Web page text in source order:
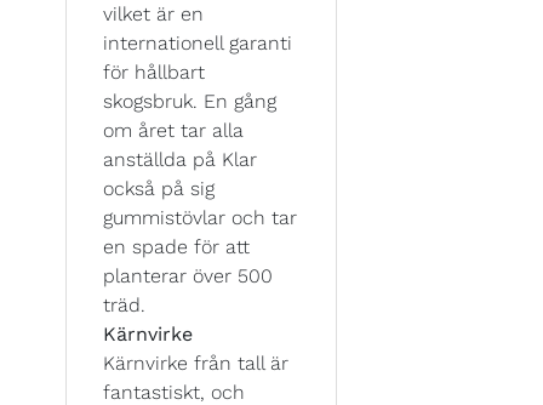
vilket är en
internationell garanti
för hållbart
skogsbruk. En gång
om året tar alla
anställda på Klar
också på sig
gummistövlar och tar
en spade för att
planterar över 500
träd.
Kärnvirke
Kärnvirke från tall är
fantastiskt, och